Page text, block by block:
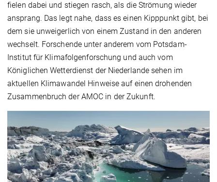
fielen dabei und stiegen rasch, als die Strömung wieder
ansprang. Das legt nahe, dass es einen Kipppunkt gibt, bei
dem sie unweigerlich von einem Zustand in den anderen
wechselt. Forschende unter anderem vom Potsdam-
Institut für Klimafolgenforschung und auch vom
Königlichen Wetterdienst der Niederlande sehen im
aktuellen Klimawandel Hinweise auf einen drohenden
Zusammenbruch der AMOC in der Zukunft.